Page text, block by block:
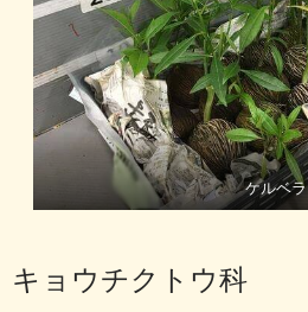
ケルベラ
キョウチクトウ科